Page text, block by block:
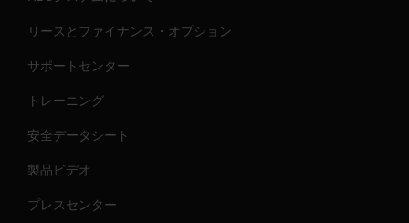
リースとファイナンス・オプション
サポートセンター
トレーニング
安全データシート
製品ビデオ
プレスセンター